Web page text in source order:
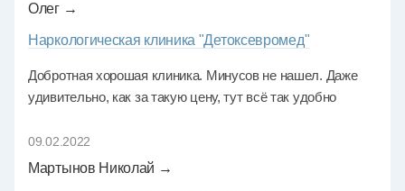
Олег →
Наркологическая клиника "Детоксевромед"
Добротная хорошая клиника. Минусов не нашел. Даже
удивительно, как за такую цену, тут всё так удобно
09.02.2022
Мартынов Николай →